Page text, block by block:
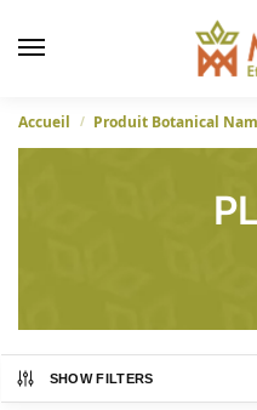
Accueil / Produit Botanical
SHOW FILTERS